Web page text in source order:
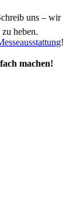
uns – wir
heben.
!
machen!